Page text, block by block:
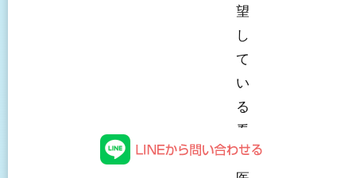
望
し
て
い
る
看
護